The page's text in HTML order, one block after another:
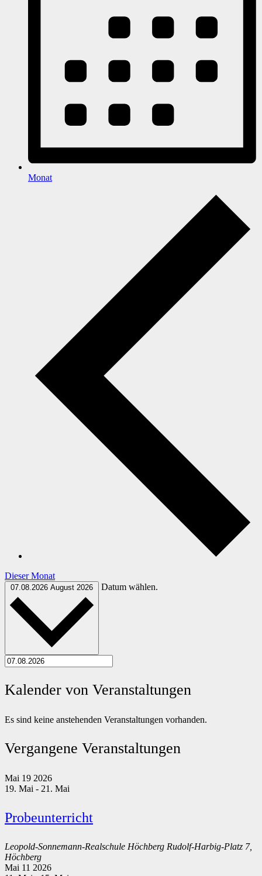
Monat
Dieser Monat
07.08.2026 August 2026 Datum wählen.
Kalender von Veranstaltungen
Es sind keine anstehenden Veranstaltungen vorhanden.
Vergangene Veranstaltungen
Mai 19 2026
19. Mai - 21. Mai
Probeunterricht
Leopold-Sonnemann-Realschule Höchberg Rudolf-Harbig-Platz 7,
Höchberg
Mai 11 2026